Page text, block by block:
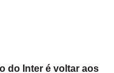
do Inter é voltar aos